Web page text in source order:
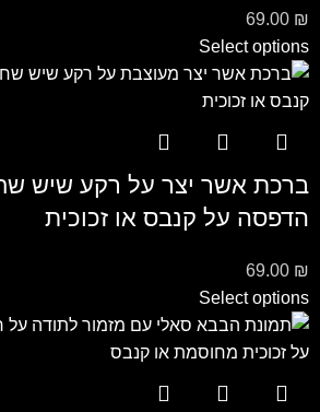
69.00 ₪
Select options
ברכת אשר יצר על רקע שיש
הדפסה על קנבס או זכוכית
69.00 ₪
Select options